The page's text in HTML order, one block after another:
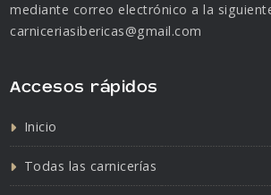
mediante correo electrónico a la
carniceriasibericas@gmail.com
Accesos rápidos
Inicio
Todas las carnicerías